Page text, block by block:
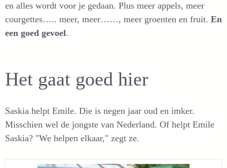
en alles wordt voor je gedaan. Plus meer appels, meer
courgettes….. meer, meer……, meer groenten en fruit. En
een goed gevoel.
Het gaat goed hier
Saskia helpt Emile. Die is negen jaar oud en imker.
Misschien wel de jongste van Nederland. Of helpt Emile
Saskia? "We helpen elkaar," zegt ze.